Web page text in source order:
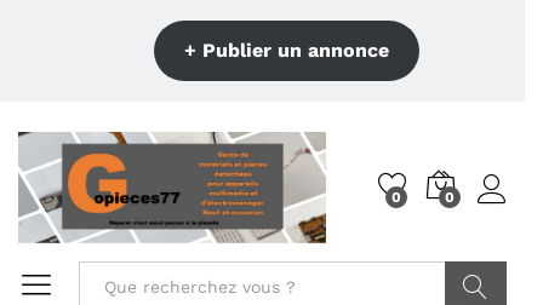
+ Publier un annonce
0 0